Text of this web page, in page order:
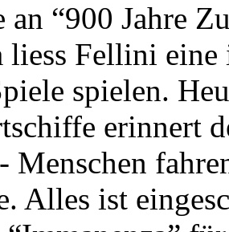
an “900 Jahre
liess Fellini
spielen.
erinnert
Menschen
Alles ist